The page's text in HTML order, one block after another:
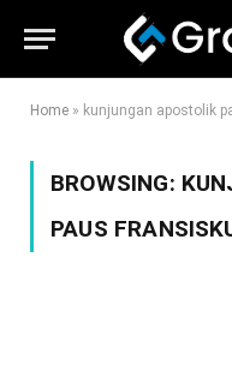
Home » kunjungan apostolik
BROWSING:
PAUS